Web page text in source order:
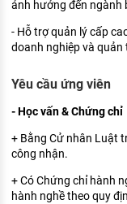
ảnh hưởng đến ngành
- Hỗ trợ quản lý cấp
doanh nghiệp và quản
Yêu cầu ứng viên
- Học vấn & Chứng chỉ
+ Bằng Cử nhân Luật
công nhận.
+ Có Chứng chỉ hành
hành nghề theo quy